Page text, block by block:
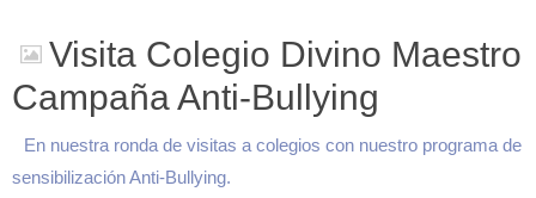
Visita Colegio Divino Maestro
Campaña Anti-Bullying
En nuestra ronda de visitas a colegios con nuestro programa de
sensibilización Anti-Bullying.